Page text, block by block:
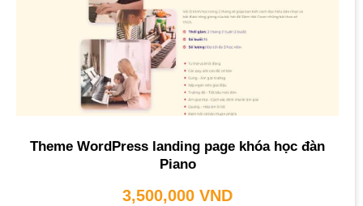
Theme WordPress landing page khóa học đàn
Piano
3,500,000 VND